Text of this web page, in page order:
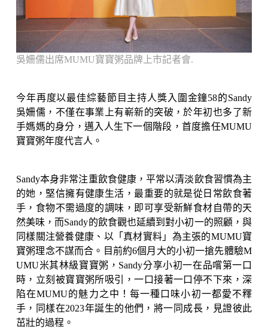
吳姍儒出席MUMU寶寶粥品牌上市記者會.
今年再度以最佳綜藝節目主持人獎入圍金鐘58的Sandy
吳姍儒，不僅在事業上有嶄新的突破，於年初也多了新
手媽媽的身分，邁入 人生下一個階段，首度擔任MUMU
寶寶粥年度代言人。
Sandy本身非常注重飲食健康，平常以清淡飲食習慣為主
的她，堅信擁有健康生活，最重要的就是從日常飲食著
手，食物不需過度的調味，即可享受新鮮食材自帶的天
然美味，而Sandy的飲食觀也延續到對小初一的照顧，與
同樣關注營養健康、以「真材實料」為主張的MUMU寶
寶粥理念不謀而合。目前約6個月大的小初一搶先體驗M
UMU米其林級寶寶粥，Sandy分享小初一在品嚐第一口
時，立刻被寶寶粥所吸引，一口接著一口停不下來，深
陷在MUMU的魅力之中！每一種口味小初一都愛不釋
手，同樣在2023年誕生的他們，將一同成長，見證彼此
茁壯的過程。